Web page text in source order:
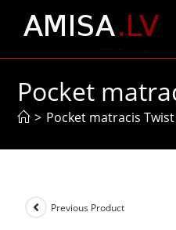
Pocket
> Pocket matracis
Previous Product